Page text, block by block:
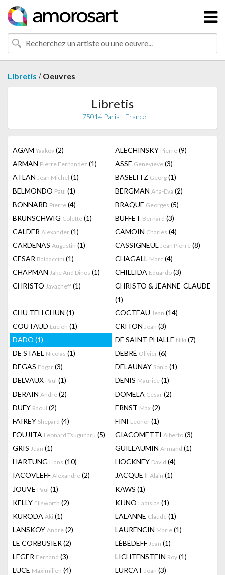
Libretis / Oeuvres
Libretis
, 75014 Paris - France
AGAM Yaakov (2) ALECHINSKY Pierre (9)
ARMAN Pierre Fernandez (1) ASSE Genevieve (3)
ATLAN Jean Michel (1) BASELITZ Georg (1)
BELMONDO Paul (1) BERGMAN Ana-Eva (2)
BONNARD Pierre (4) BRAQUE Georges (5)
BRUNSCHWIG Colette (1) BUFFET Bernard (3)
CALDER Alexander (1) CAMOIN Charles (4)
CARDENAS Augustin (1) CASSIGNEUL Jean Pierre (8)
CESAR Baldaccini (1) CHAGALL Marc (4)
CHAPMAN Jake And Dinos (1) CHILLIDA Eduardo (3)
CHRISTO Javacheff (1)
CHRISTO & JEANNE-CLAUDE
(1)
CHU TEH CHUN (1) COCTEAU Jean (14)
COUTAUD Lucien (1) CRITON Jean (3)
DADO (1) DE SAINT PHALLE Niki (7)
DE STAEL Nicolas (1) DEBRÉ Olivier (6)
DEGAS Edgar (3) DELAUNAY Sonia (1)
DELVAUX Paul (1) DENIS Maurice (1)
DERAIN André (2) DOMELA César (2)
DUFY Raoul (2) ERNST Max (2)
FAIREY Shepard (4) FINI Leonor (1)
FOUJITA Leonard Tsuguharu (5) GIACOMETTI Alberto (3)
GRIS Juan (1) GUILLAUMIN Armand (1)
HARTUNG Hans (10) HOCKNEY David (4)
IACOVLEFF Alexandre (2) JACQUET Alain (1)
JOUVE Paul (1) KAWS (1)
KELLY Ellsworth (2) KIJNO Ladislas (1)
KURODA Aki (1) LALANNE Claude (1)
LANSKOY Andre (2) LAURENCIN Marie (1)
LE CORBUSIER (2) LÉBÉDEFF Jean (1)
LEGER Fernand (3) LICHTENSTEIN Roy (1)
LUCE Maximilien (4) LURCAT Jean (3)